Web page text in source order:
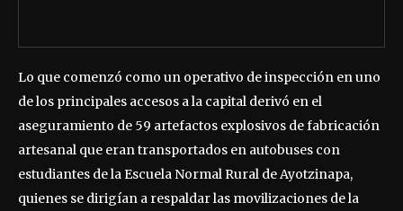
Lo que comenzó como un operativo de inspección en uno
de los principales accesos a la capital derivó en el
aseguramiento de 59 artefactos explosivos de fabricación
artesanal que eran transportados en autobuses con
estudiantes de la Escuela Normal Rural de Ayotzinapa,
quienes se dirigían a respaldar las movilizaciones de la